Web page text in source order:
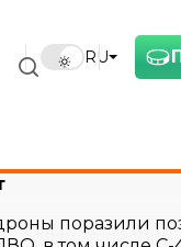
RU
поразили